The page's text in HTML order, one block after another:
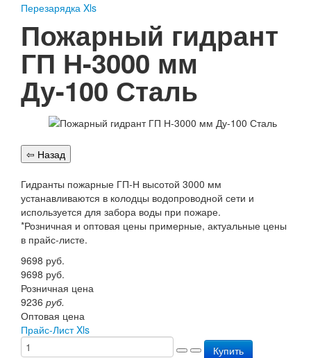
Перезарядка ОВП
Доставка
Оплата
Гарантии
О нас
Публичная оферта
Сертификаты
Вопрос-Ответ
Контакты
Пожарное оборудование
Перезарядка
Перезарядка ОП
Перезарядка ОУ
Доставка
Оплата
Гарантии
О нас
Перезарядка Xls
Пожарный гидрант
ГП Н-3000 мм
Ду-100 Сталь
Гидранты пожарные ГП-Н высотой 3000 мм
устанавливаются в колодцы водопроводной сети и
используется для забора воды при пожаре.
*Розничная и оптовая цены примерные, актуальные цены
в прайс-листе.
9698 руб.
9698 руб.
Розничная цена
9236 руб.
Оптовая цена
Прайс-Лист Xls
Купить